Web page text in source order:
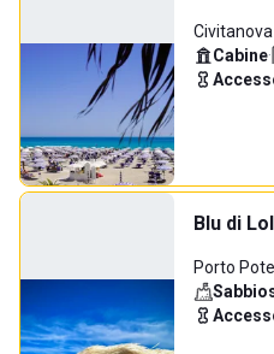
Cabine·
Blu di
Porto